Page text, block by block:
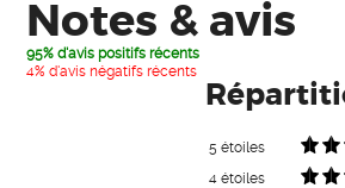
Notes & avis
95% d'avis positifs récents
4% d'avis négatifs récents
5 étoiles
4 étoiles